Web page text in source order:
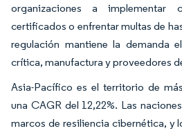
organizaciones a implementar
certificados o enfrentar multas de
regulación mantiene la demanda
crítica, manufactura y proveedores
Asia-Pacífico es el territorio de
una CAGR del 12,22%. Las
marcos de resiliencia cibernética, y